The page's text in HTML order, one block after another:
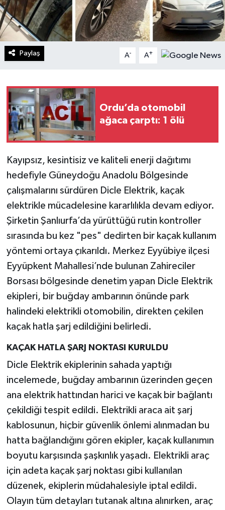
Paylaş A- A+
Ordu’da otomobil
ağaca çarptı: 1 ölü
Kayıpsız, kesintisiz ve kaliteli enerji dağıtımı
hedefiyle Güneydoğu Anadolu Bölgesinde
çalışmalarını sürdüren Dicle Elektrik, kaçak
elektrikle mücadelesine kararlılıkla devam ediyor.
Şirketin Şanlıurfa’da yürüttüğü rutin kontroller
sırasında bu kez "pes" dedirten bir kaçak kullanım
yöntemi ortaya çıkarıldı. Merkez Eyyübiye ilçesi
Eyyüpkent Mahallesi’nde bulunan Zahireciler
Borsası bölgesinde denetim yapan Dicle Elektrik
ekipleri, bir buğday ambarının önünde park
halindeki elektrikli otomobilin, direkten çekilen
kaçak hatla şarj edildiğini belirledi.
KAÇAK HATLA ŞARJ NOKTASI KURULDU
Dicle Elektrik ekiplerinin sahada yaptığı
incelemede, buğday ambarının üzerinden geçen
ana elektrik hattından harici ve kaçak bir bağlantı
çekildiği tespit edildi. Elektrikli araca ait şarj
kablosunun, hiçbir güvenlik önlemi alınmadan bu
hatta bağlandığını gören ekipler, kaçak kullanımın
boyutu karşısında şaşkınlık yaşadı. Elektrikli araç
için adeta kaçak şarj noktası gibi kullanılan
düzenek, ekiplerin müdahalesiyle iptal edildi.
Olayın tüm detayları tutanak altına alınırken, araç